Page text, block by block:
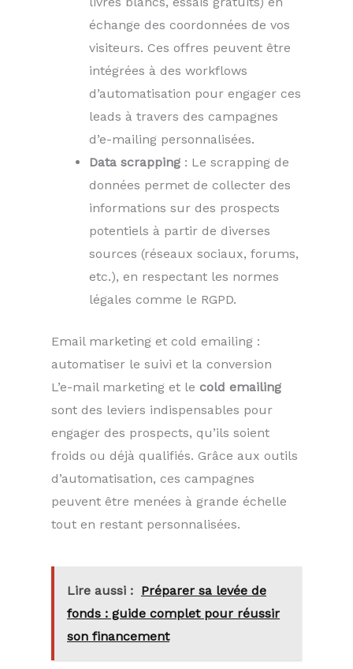
échange des coordonnées de vos
visiteurs. Ces offres peuvent être
intégrées à des workflows
d’automatisation pour engager ces
leads à travers des campagnes
d’e-mailing personnalisées.
Data scrapping : Le scrapping de
données permet de collecter des
informations sur des prospects
potentiels à partir de diverses
sources (réseaux sociaux, forums,
etc.), en respectant les normes
légales comme le RGPD.
Email marketing et cold emailing :
automatiser le suivi et la conversion
L’e-mail marketing et le cold emailing
sont des leviers indispensables pour
engager des prospects, qu’ils soient
froids ou déjà qualifiés. Grâce aux outils
d’automatisation, ces campagnes
peuvent être menées à grande échelle
tout en restant personnalisées.
Lire aussi : Préparer sa levée de
fonds : guide complet pour réussir
son financement